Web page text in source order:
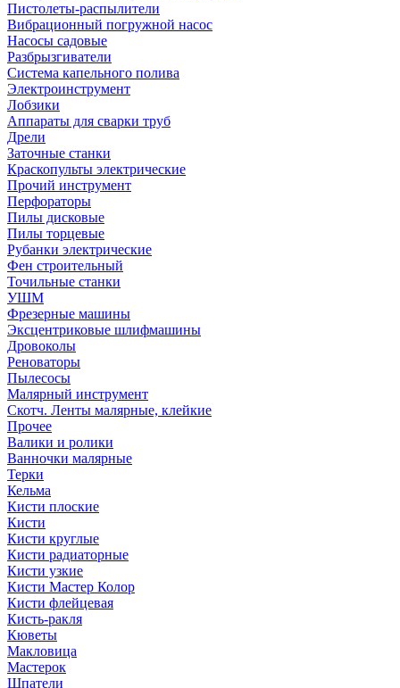
Пистолеты-распылители
Вибрационный погружной насос
Насосы садовые
Разбрызгиватели
Система капельного полива
Электроинструмент
Лобзики
Аппараты для сварки труб
Дрели
Заточные станки
Краскопульты электрические
Прочий инструмент
Перфораторы
Пилы дисковые
Пилы торцевые
Рубанки электрические
Фен строительный
Точильные станки
УШМ
Фрезерные машины
Эксцентриковые шлифмашины
Дровоколы
Реноваторы
Пылесосы
Малярный инструмент
Скотч. Ленты малярные, клейкие
Прочее
Валики и ролики
Ванночки малярные
Терки
Кельма
Кисти плоские
Кисти
Кисти круглые
Кисти радиаторные
Кисти узкие
Кисти Мастер Колор
Кисти флейцевая
Кисть-ракля
Кюветы
Макловица
Мастерок
Шпатели